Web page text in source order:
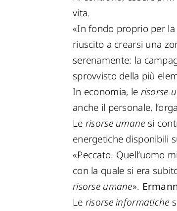
vita.
«In fondo proprio per
riuscito a crearsi una
serenamente: la
sprovvisto della più
In economia, le risorse
anche il personale,
Le risorse umane si
energetiche disponibili
«Peccato. Quell’uomo
con la quale si era
risorse umane».
Le risorse informatiche